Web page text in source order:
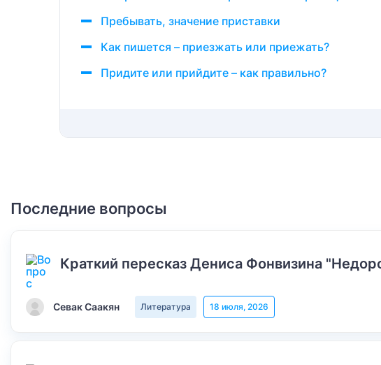
Пребывать, значение приставки
Как пишется – приезжать или приежать?
Придите или прийдите – как правильно?
Последние вопросы
Краткий пересказ Дениса Фонвизина
Севак Саакян Литература 18 июля, 2026